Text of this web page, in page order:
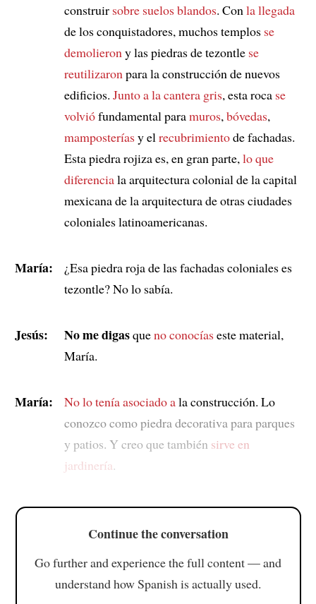
construir sobre suelos blandos. Con la llegada
de los conquistadores, muchos templos se
demolieron y las piedras de tezontle se
reutilizaron para la construcción de nuevos
edificios. Junto a la cantera gris, esta roca se
volviófundamental paramuros, bóvedas,
mamposteríasy el recubrimientode fachadas.
Esta piedra rojiza es, en gran parte, lo que
diferenciala arquitectura colonial de la capital
mexicana de la arquitectura de otras ciudades
coloniales latinoamericanas.
María:
¿Esa piedra roja de las fachadas coloniales es
tezontle? No lo sabía.
Jesús: No me digasqueno conocíaseste material,
María.
María: No lo tenía asociado ala construcción. Lo
conozco como piedra decorativa para parques
y patios. Y creo que también sirve en
jardinería.
Continue the conversation
Go further and experience the full content — and
understand how Spanish is actually used.